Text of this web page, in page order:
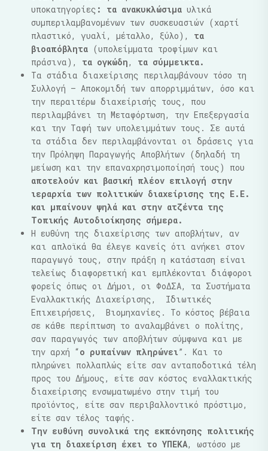
υποκατηγορίες : τα ανακυκλώσιμα υλικά
συμπεριλαμβανομένων των συσκευασιών (χαρτί
πλαστικό, γυαλί, μέταλλο, ξύλο),
τα
βιοαπόβλητα (υπολείμματα τροφίμων και
πράσινα), τα ογκώδη, τα σύμμεικτα.
Τα στάδια διαχείρισης περιλαμβάνουν τόσο τη
Συλλογή – Αποκομιδή των απορριμμάτων, όσο και
την περαιτέρω διαχείρισής τους, που
περιλαμβάνει τη Μεταφόρτωση, την Επεξεργασία
και την Ταφή των υπολειμμάτων τους. Σε αυτά
τα στάδια δεν περιλαμβάνονται οι δράσεις για
την Πρόληψη Παραγωγής Αποβλήτων (δηλαδή τη
μείωση και την επαναχρησιμοποίησή τους) που
αποτελούν και βασική πλέον επιλογή στην
ιεραρχία των πολιτικών διαχείρισης της Ε.Ε.
και μπαίνουν ψηλά και στην ατζέντα της
Τοπικής Αυτοδιοίκησης σήμερα.
Η ευθύνη της διαχείρισης των αποβλήτων, αν
και απλοϊκά θα έλεγε κανείς ότι ανήκει στον
παραγωγό τους, στην πράξη η κατάσταση είναι
τελείως διαφορετική και εμπλέκονται διάφοροι
φορείς όπως οι Δήμοι, οι ΦοΔΣΑ, τα Συστήματα
Εναλλακτικής Διαχείρισης, Ιδιωτικές
Επιχειρήσεις, Βιομηχανίες. Το κόστος βέβαια
σε κάθε περίπτωση το αναλαμβάνει ο πολίτης,
σαν παραγωγός των αποβλήτων σύμφωνα και με
την αρχή “ο ρυπαίνων πληρώνει”. Και το
πληρώνει πολλαπλώς είτε σαν ανταποδοτικά τέλη
προς του Δήμους, είτε σαν κόστος εναλλακτικής
διαχείρισης ενσωματωμένο στην τιμή του
προϊόντος, είτε σαν περιβαλλοντικό πρόστιμο,
είτε σαν τέλος ταφής.
Την ευθύνη συνολικά της εκπόνησης πολιτικής
για τη διαχείριση έχει το ΥΠΕΚΑ, ωστόσο με